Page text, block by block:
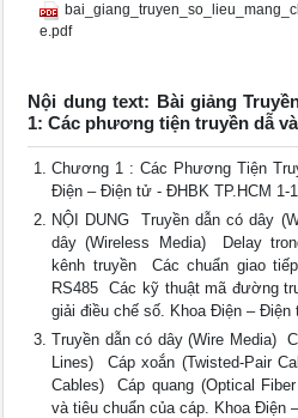
e.pdf
Nội dung text: Bài giảng
1: Các phương tiện truyền dẫ
Chương 1 : Các Phương Tiện
Điện – Điện tử - ĐHBK TP.HCM 1-1
NỘI DUNG  Truyền dẫn có dây
dây (Wireless Media)  Delay
kênh truyền  Các chuẩn giao
RS485  Các kỹ thuật mã đường
giải điều chế số. Khoa Điện – Điện
Truyền dẫn có dây (Wire Media) 
Lines)  Cáp xoắn (Twisted-Pair
Cables)  Cáp quang (Optical
và tiêu chuẩn của cáp. Khoa Điện